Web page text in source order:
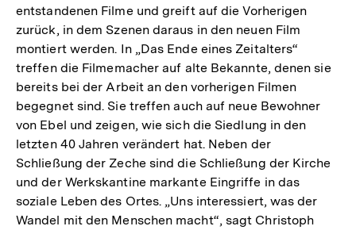
entstandenen Filme und greift auf die Vorherigen
zurück, in dem Szenen daraus in den neuen Film
montiert werden. In „Das Ende eines Zeitalters“
treffen die Filmemacher auf alte Bekannte, denen sie
bereits bei der Arbeit an den vorherigen Filmen
begegnet sind. Sie treffen auch auf neue Bewohner
von Ebel und zeigen, wie sich die Siedlung in den
letzten 40 Jahren verändert hat. Neben der
Schließung der Zeche sind die Schließung der Kirche
und der Werkskantine markante Eingriffe in das
soziale Leben des Ortes. „Uns interessiert, was der
Wandel mit den Menschen macht“, sagt Christoph